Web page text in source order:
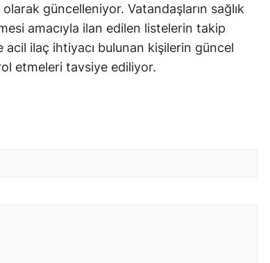
güncelleniyor. Vatandaşların sağlık
amacıyla ilan edilen listelerin takip
acil ilaç ihtiyacı bulunan kişilerin güncel
etmeleri tavsiye ediliyor.